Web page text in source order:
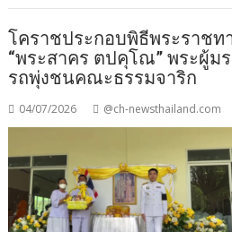
โคราชประกอบพิธีพระราชท
“พระสาคร ตปคุโณ” พระผู้ม
รถพุ่งชนคณะธรรมจาริก
04/07/2026 @ch-newsthailand.com